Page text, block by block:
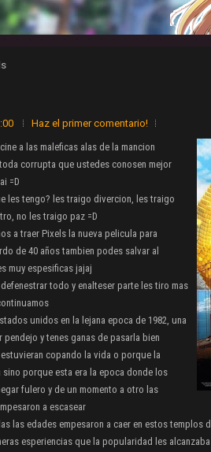
Haz el primer comentario!
a las maleficas alas de la mancion
corrupta que ustedes conosen mejor
=D
les tengo? les traigo divercion, les traigo
no les traigo paz =D
a traer Pixels la nueva pelicula para
de 40 años tambien podes salvar al
muy espesificas jajaj
todo y enalteser parte les tiro mas
unidos en la lejana epoca de 1982, una
pendejo y tenes ganas de pasarla bien
copando la vida o porque la
porque esta era la epoca donde los
fulero y de un momento a otro las
a escasear
las edades empesaron a caer en estos templos
esperiencias que la popularidad les alcanzaba